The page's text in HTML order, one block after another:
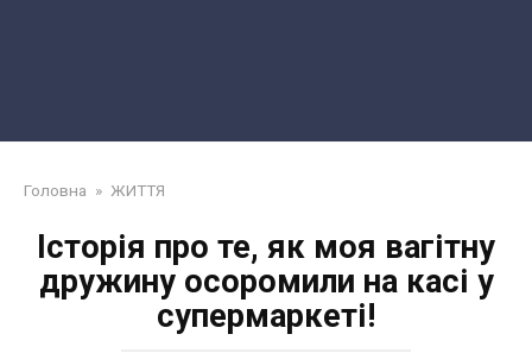
Головна » ЖИТТЯ
Історія про те, як моя вагітну
дружину осоромили на касі у
супермаркеті!